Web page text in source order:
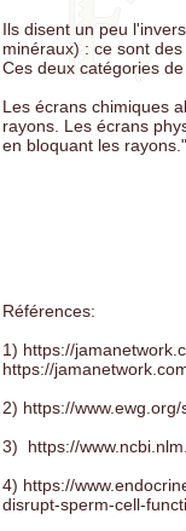
Ils disent un peu
minéraux) : ce sont
Ces deux catégories
Les écrans chimiques
rayons. Les écrans
en bloquant les rayons."
Références:
1) https://
https://
2) https://
3) https://
4) https://
disrupt-sperm-cell-